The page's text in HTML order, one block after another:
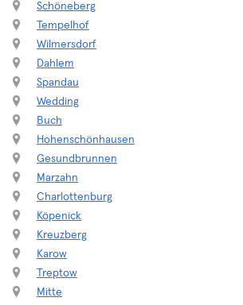
Schöneberg
Tempelhof
Wilmersdorf
Dahlem
Spandau
Wedding
Buch
Hohenschönhausen
Gesundbrunnen
Marzahn
Charlottenburg
Köpenick
Kreuzberg
Karow
Treptow
Mitte